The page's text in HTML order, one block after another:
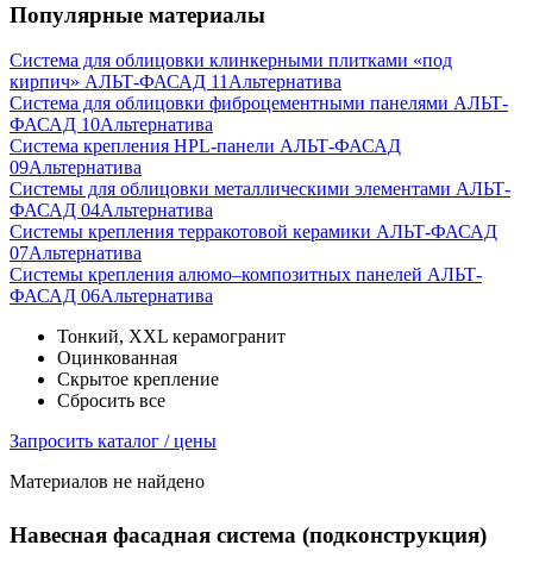
Популярные материалы
Система для облицовки клинкерными плитками «под
кирпич» АЛЬТ-ФАСАД 11 Альтернатива
Система для облицовки фиброцементными панелями АЛЬТ-
ФАСАД 10Альтернатива
Система крепления HPL-панели АЛЬТ-ФАСАД
09Альтернатива
Системы для облицовки металлическими элементами АЛЬТ-
ФАСАД 04Альтернатива
Системы крепления терракотовой керамики АЛЬТ-ФАСАД
07Альтернатива
Cистемы крепления алюмо–композитных панелей АЛЬТ-
ФАСАД 06Альтернатива
Тонкий, XXL керамогранит
Оцинкованная
Скрытое крепление
Сбросить все
Запросить каталог / цены
Материалов не найдено
Навесная фасадная система (подконструкция)